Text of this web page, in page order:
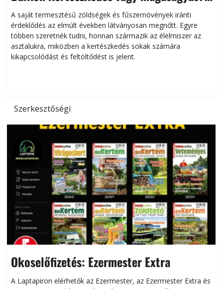
Helytakarékos kertészkedés
A saját termesztésű zöldségek és fűszernövények iránti
érdeklődés az elmúlt években látványosan megnőtt. Egyre
többen szeretnék tudni, honnan származik az élelmiszer az
asztalukra, miközben a kertészkedés sokak számára
kikapcsolódást és feltöltődést is jelent.
Szerkesztőségi
Okoselőfizetés: Ezermester Extra
A Laptapiron elérhetők az Ezermester, az Ezermester Extra és